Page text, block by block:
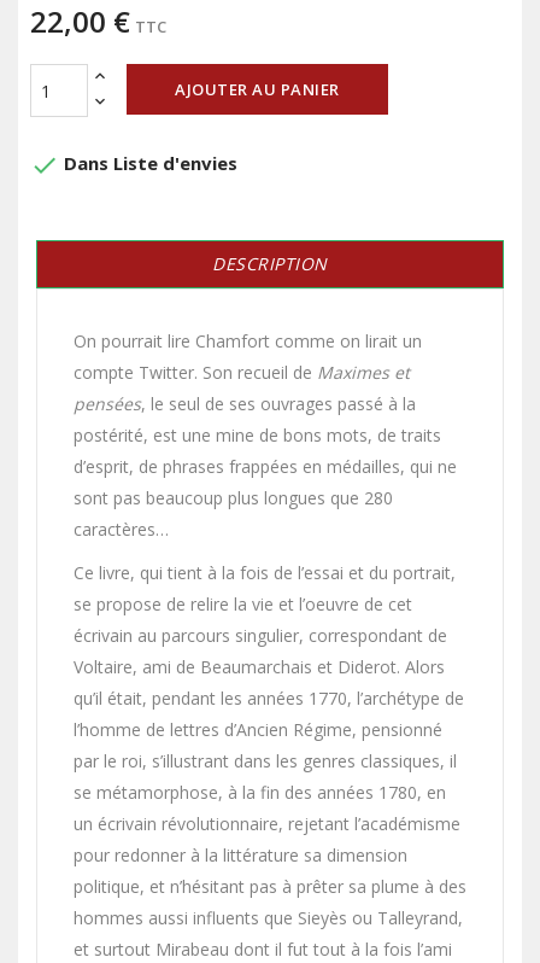
22,00 € TTC
AJOUTER AU PANIER
done Dans Liste d'envies
DESCRIPTION
On pourrait lire Chamfort comme on lirait un
compte Twitter. Son recueil de Maximes et
pensées, le seul de ses ouvrages passé à la
postérité, est une mine de bons mots, de traits
d’esprit, de phrases frappées en médailles, qui ne
sont pas beaucoup plus longues que 280
caractères…
Ce livre, qui tient à la fois de l’essai et du portrait,
se propose de relire la vie et l’oeuvre de cet
écrivain au parcours singulier, correspondant de
Voltaire, ami de Beaumarchais et Diderot. Alors
qu’il était, pendant les années 1770, l’archétype de
l’homme de lettres d’Ancien Régime, pensionné
par le roi, s’illustrant dans les genres classiques, il
se métamorphose, à la fin des années 1780, en
un écrivain révolutionnaire, rejetant l’académisme
pour redonner à la littérature sa dimension
politique, et n’hésitant pas à prêter sa plume à des
hommes aussi influents que Sieyès ou Talleyrand,
et surtout Mirabeau dont il fut tout à la fois l’ami